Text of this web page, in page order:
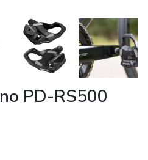
PD-RS500